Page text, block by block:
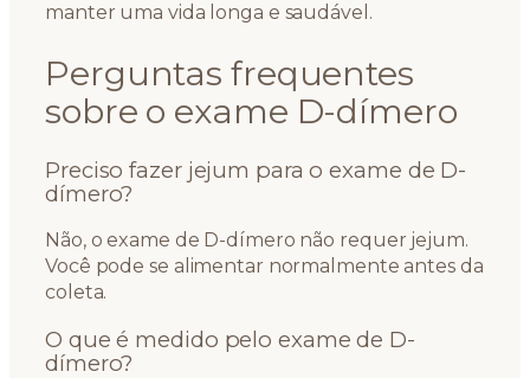
manter uma vida longa e saudável.
Perguntas frequentes
sobre o exame D-dímero
Preciso fazer jejum para o exame de D-
dímero?
Não, o exame de D-dímero não requer jejum.
Você pode se alimentar normalmente antes da
coleta.
O que é medido pelo exame de D-
dímero?